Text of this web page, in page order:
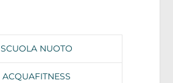
SCUOLA NUOTO
ACQUAFITNESS